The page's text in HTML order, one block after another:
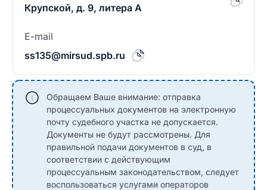
Крупской, д. 9, литера А
E-mail
ss135@mirsud.spb.ru
Обращаем Ваше внимание: отправка
процессуальных документов на электронную
почту судебного участка не допускается.
Документы не будут рассмотрены. Для
правильной подачи документов в суд, в
соответствии с действующим
процессуальным законодательством, следует
воспользоваться услугами операторов